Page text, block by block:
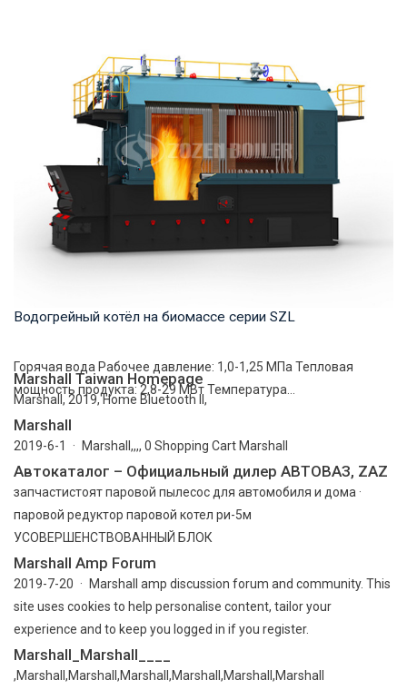
Водогрейный котёл на биомассе серии SZL
Горячая вода Рабочее давление: 1,0-1,25 МПа Тепловая
мощность продукта: 2,8-29 МВт Температура...
Marshall Taiwan Homepage
Marshall, 2019, Home Bluetooth II,
Marshall
2019-6-1 · Marshall,,,, 0 Shopping Cart Marshall
Автокаталог – Официальный дилер АВТОВАЗ, ZAZ
запчастистоят паровой пылесос для автомобиля и дома ·
паровой редуктор паровой котел ри-5м
УСОВЕРШЕНСТВОВАННЫЙ БЛОК
Marshall Amp Forum
2019-7-20 · Marshall amp discussion forum and community. This
site uses cookies to help personalise content, tailor your
experience and to keep you logged in if you register.
Marshall_Marshall____
,Marshall,Marshall,Marshall,Marshall,Marshall,Marshall